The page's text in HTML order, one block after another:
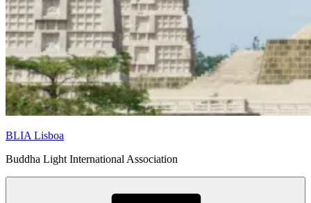
BLIA Lisboa
Buddha Light International Association